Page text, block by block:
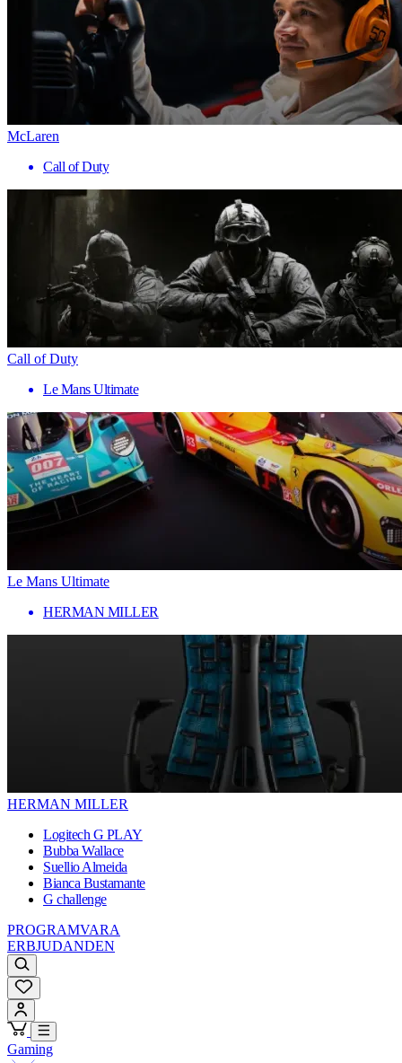
McLaren
Call of Duty
Call of Duty
Le Mans Ultimate
Le Mans Ultimate
HERMAN MILLER
HERMAN MILLER
Logitech G PLAY
Bubba Wallace
Suellio Almeida
Bianca Bustamante
G challenge
PROGRAMVARA
ERBJUDANDEN
Gaming